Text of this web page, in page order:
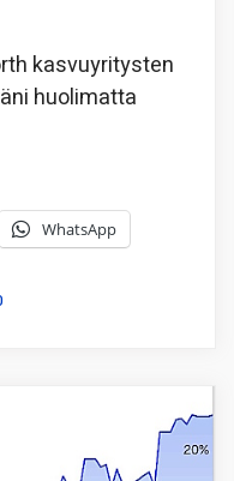
kasvuyritysten
huolimatta
WhatsApp